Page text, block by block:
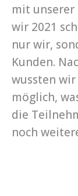
mit
wir 2021
nur wir,
Kunden.
wussten
möglich,
die
noch